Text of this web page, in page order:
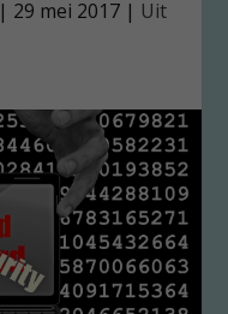
| 29 mei 2017 | Uit